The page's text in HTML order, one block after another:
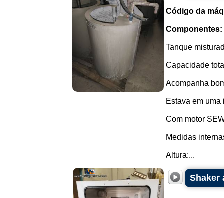
Código da
Componentes:
Tanque
Capacidade
Acompanha
Estava em
Com motor
Medidas
Altura:...
Shaker